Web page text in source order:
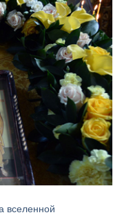
вселенной